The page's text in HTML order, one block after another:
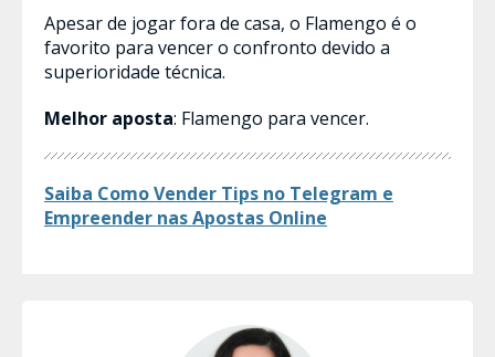
Apesar de jogar fora de casa, o Flamengo é o
favorito para vencer o confronto devido a
superioridade técnica.
Melhor aposta: Flamengo para vencer.
Saiba Como Vender Tips no Telegram e
Empreender nas Apostas​ Online